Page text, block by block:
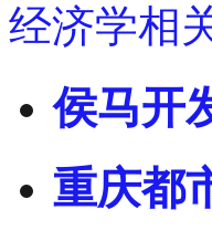
经济学相
侯马开
重庆都